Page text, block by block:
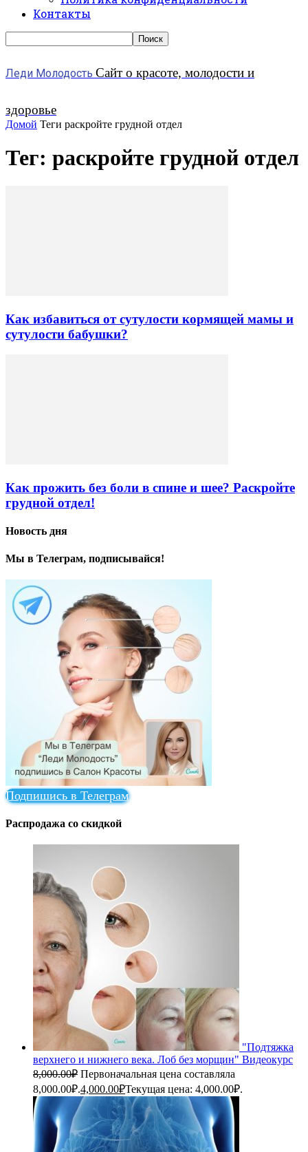
Контакты
Леди Молодость Сайт о красоте, молодости и
здоровье
Домой Теги раскройте грудной отдел
Тег: раскройте грудной отдел
Как избавиться от сутулости кормящей мамы и
сутулости бабушки?
Как прожить без боли в спине и шее? Раскройте
грудной отдел!
Новость дня
Мы в Телеграм, подписывайся!
Подпишись в Телеграм
Распродажа со скидкой
"Подтяжка
верхнего и нижнего века. Лоб без морщин" Видеокурс
8,000.00₽ Первоначальная цена составляла
8,000.00₽.4,000.00₽Текущая цена: 4,000.00₽.